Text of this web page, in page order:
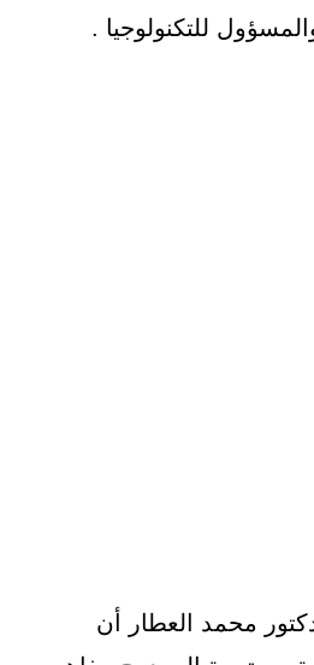
للتكنولوجيا .
محمد العطار أن